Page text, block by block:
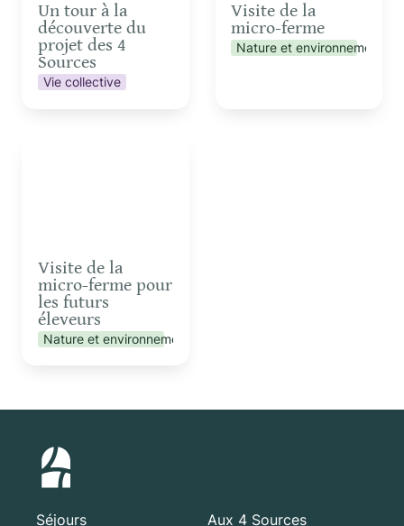
Un tour à la
découverte du
projet des 4
Sources
Vie collective
Visite de la
micro-ferme
Nature et environnement
Visite de la
micro-ferme pour
les futurs
éleveurs
Nature et environnement
Séjours
Aux 4 Sources